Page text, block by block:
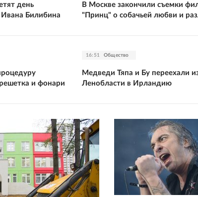
день
Билибина
В Москве закончили съемки
"Принц" о собачьей любви и
и фонари
16:51 Общество
Медведи Тяпа и Бу переехали
Ленобласти в Ирландию